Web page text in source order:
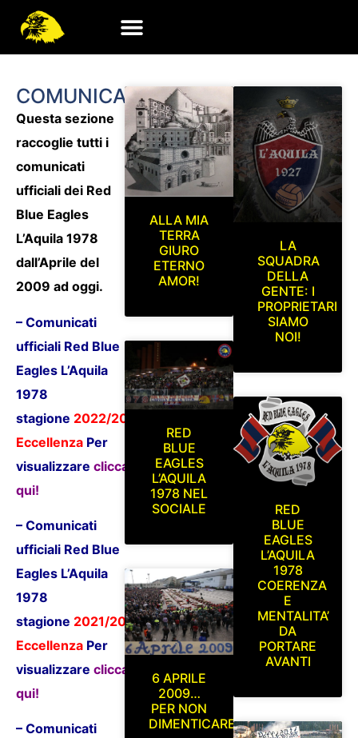
COMUNICATI
Questa sezione
raccoglie tutti i
comunicati
ufficiali dei Red
Blue Eagles
L’Aquila 1978
dall’Aprile del
2009 ad oggi.
– Comunicati
ufficiali Red Blue
Eagles L’Aquila
1978
stagione 2022/2023
Eccellenza Per
visualizzare clicca
qui!
– Comunicati
ufficiali Red Blue
Eagles L’Aquila
1978
stagione 2021/2022
Eccellenza Per
visualizzare clicca
qui!
– Comunicati
ALLA MIA
TERRA
GIURO
ETERNO
AMOR!
RED
BLUE
EAGLES
L’AQUILA
1978 NEL
SOCIALE
6 APRILE
2009…
PER NON
DIMENTICARE
LA
SQUADRA
DELLA
GENTE: I
PROPRIETARI
SIAMO
NOI!
RED
BLUE
EAGLES
L’AQUILA
1978
COERENZA
E
MENTALITA’
DA
PORTARE
AVANTI